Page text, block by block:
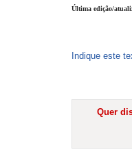
Última edição/
Indique este
Quer